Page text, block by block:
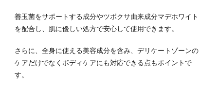
定期購入 あり
公式サイト
善玉菌をサポートする成分やツボクサ由来成分マデホワイト
を配合し、肌に優しい処方で安心して使用できます。
さらに、全身に使える美容成分を含み、デリケートゾーンの
ケアだけでなくボディケアにも対応できる点もポイントで
す。